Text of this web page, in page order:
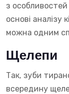
з особливостей
основі аналізу
можна одним
Щелепи
Так, зуби
всередину